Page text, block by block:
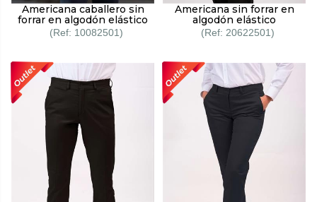
Americana caballero sin
forrar en algodón elástico
10082501
Americana sin forrar en
algodón elástico
20622501